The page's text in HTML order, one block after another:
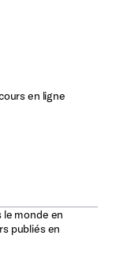
en ligne
le monde en
publiés en